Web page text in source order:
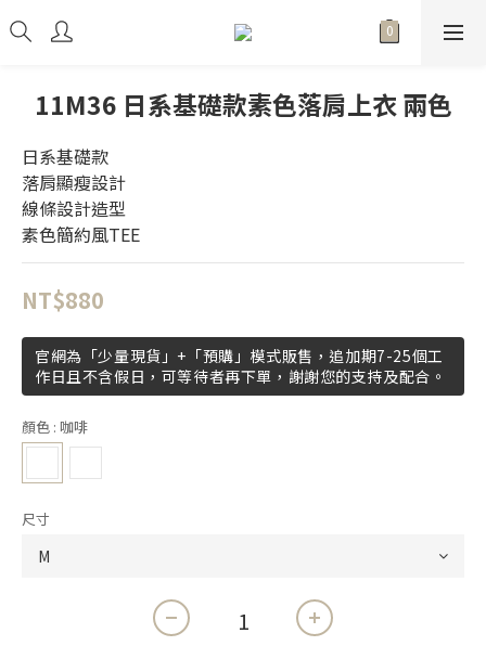
11M36 日系基礎款素色落肩上衣 兩色
日系基礎款
落肩顯瘦設計
線條設計造型
素色簡約風TEE
NT$880
官網為「少量現貨」+「預購」模式販售，追加期7-25個工
作日且不含假日，可等待者再下單，謝謝您的支持及配合。
顏色 : 咖啡
尺寸